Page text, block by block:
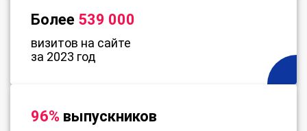
Более 539 000
визитов на сайте
за 2023 год
96% выпускников